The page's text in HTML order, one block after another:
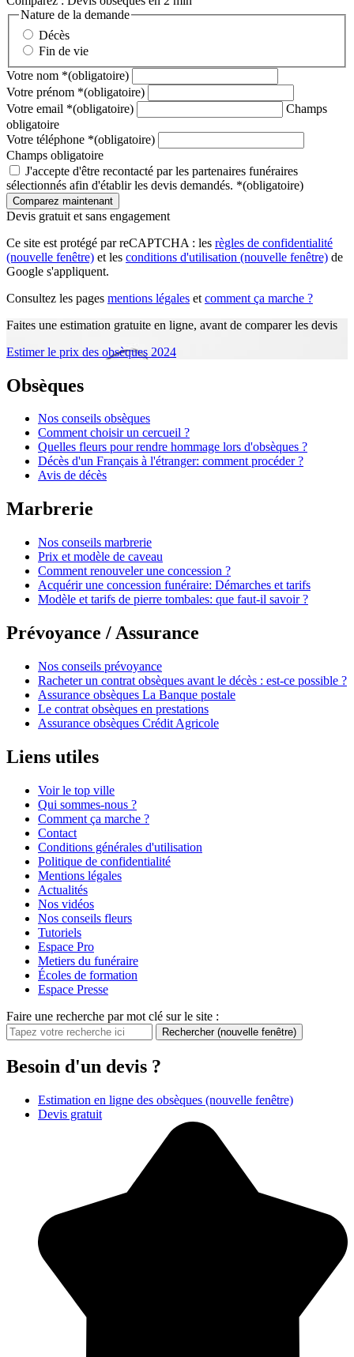
Nature de la demande
Décès
Fin de vie
Votre nom *(obligatoire)
Votre prénom *(obligatoire)
Votre email *(obligatoire)
Champs
obligatoire
Votre téléphone *(obligatoire)
Champs obligatoire
J'accepte d'être recontacté par les partenaires funéraires
sélectionnés afin d'établir les devis demandés. *(obligatoire)
Devis gratuit et sans engagement
Ce site est protégé par reCAPTCHA : les règles de confidentialité
(nouvelle fenêtre) et les conditions d'utilisation (nouvelle fenêtre) de
Google s'appliquent.
Consultez les pages mentions légales et comment ça marche ?
Faites une estimation gratuite en ligne, avant de comparer les devis
Estimer le prix des obsèques 2024
Obsèques
Nos conseils obsèques
Comment choisir un cercueil ?
Quelles fleurs pour rendre hommage lors d'obsèques ?
Décès d'un Français à l'étranger: comment procéder ?
Avis de décès
Marbrerie
Nos conseils marbrerie
Prix et modèle de caveau
Comment renouveler une concession ?
Acquérir une concession funéraire: Démarches et tarifs
Modèle et tarifs de pierre tombales: que faut-il savoir ?
Prévoyance / Assurance
Nos conseils prévoyance
Racheter un contrat obsèques avant le décès : est-ce possible ?
Assurance obsèques La Banque postale
Le contrat obsèques en prestations
Assurance obsèques Crédit Agricole
Liens utiles
Voir le top ville
Qui sommes-nous ?
Comment ça marche ?
Contact
Conditions générales d'utilisation
Politique de confidentialité
Mentions légales
Actualités
Nos vidéos
Nos conseils fleurs
Tutoriels
Espace Pro
Metiers du funéraire
Écoles de formation
Espace Presse
Faire une recherche par mot clé sur le site :
Rechercher (nouvelle fenêtre)
Besoin d'un devis ?
Estimation en ligne des obsèques (nouvelle fenêtre)
Devis gratuit